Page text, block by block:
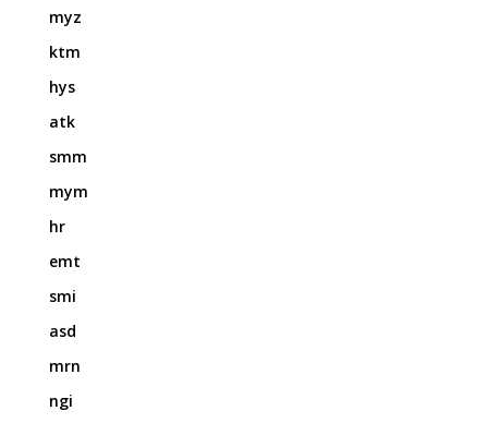
myz
ktm
hys
atk
smm
mym
hr
emt
smi
asd
mrn
ngi